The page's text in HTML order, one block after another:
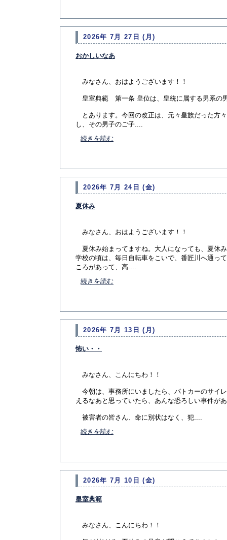
2026年 7月 27日 (月)
おかしいなあ
みなさん、おはようございます！！
皇室典範 第一条 皇位は、皇統に属する男系の
とあります。今回の改正は、元々皇族だった方
し、その男子のご子....
続きを読む
2026年 7月 24日 (金)
夏休み
みなさん、おはようございます！！
夏休み始まってますね。大人になっても、夏休
学校の頃は、毎日自転車をこいで、番匠川へ通っ
ころがあって、高....
続きを読む
2026年 7月 13日 (月)
怖い・・
みなさん、こんにちわ！！
今朝は、事務所にいましたら、パトカーのサイ
えるなあと思っていたら、あんな恐ろしい事件が
被害者の皆さん、命に別状はなく、犯....
続きを読む
2026年 7月 10日 (金)
皇室典範
みなさん、こんにちわ！！